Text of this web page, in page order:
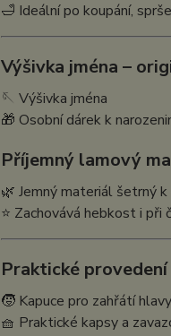
🛁 Ideální po koupání,
Výšivka jména –
🪡 Výšivka jména
🎁 Osobní dárek k
Příjemný lamový
🌿 Jemný materiál šetrný
⭐ Zachovává hebkost i při
Praktické provedení
🧒 Kapuce pro zahřátí hlavy
🧺 Praktické kapsy a